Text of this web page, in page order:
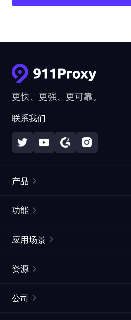
更快、更强、更可靠。
联系我们
产品
静态住宅代理
网页抓取 API
功能
ISP代理
ProxySite
应用场景
市场研究
资源
公司